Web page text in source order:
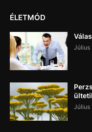
ÉLETMÓD
Július
Július